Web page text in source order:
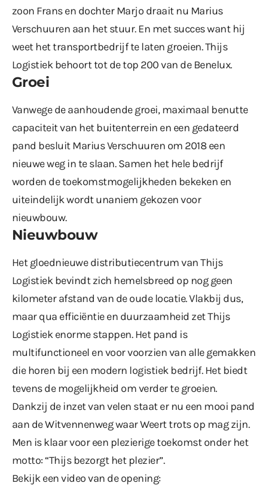
zoon Frans en dochter Marjo draait nu Marius
Verschuuren aan het stuur. En met succes want hij
weet het transportbedrijf te laten groeien. Thijs
Logistiek behoort tot de top 200 van de Benelux.
Groei
Vanwege de aanhoudende groei, maximaal benutte
capaciteit van het buitenterrein en een gedateerd
pand besluit Marius Verschuuren om 2018 een
nieuwe weg in te slaan. Samen het hele bedrijf
worden de toekomstmogelijkheden bekeken en
uiteindelijk wordt unaniem gekozen voor
nieuwbouw.
Nieuwbouw
Het gloednieuwe distributiecentrum van Thijs
Logistiek bevindt zich hemelsbreed op nog geen
kilometer afstand van de oude locatie. Vlakbij dus,
maar qua efficiëntie en duurzaamheid zet Thijs
Logistiek enorme stappen. Het pand is
multifunctioneel en voor voorzien van alle gemakken
die horen bij een modern logistiek bedrijf. Het biedt
tevens de mogelijkheid om verder te groeien.
Dankzij de inzet van velen staat er nu een mooi pand
aan de Witvennenweg waar Weert trots op mag zijn.
Men is klaar voor een plezierige toekomst onder het
motto: “Thijs bezorgt het plezier”.
Bekijk een video van de opening: